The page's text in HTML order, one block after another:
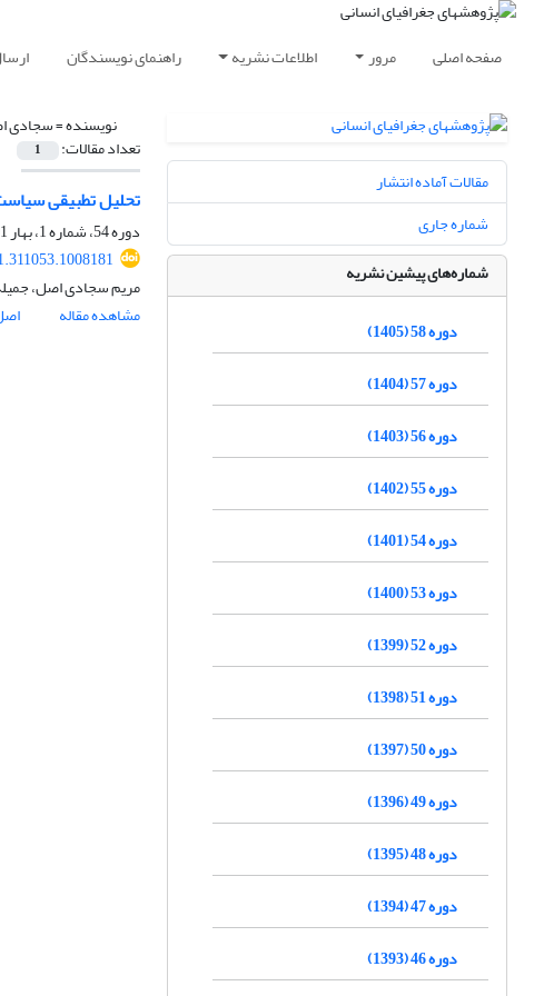
صفحه اصلی مرور اطلاعات نشریه راهنمای نویسندگان
نویسنده =سجادی
تعداد مقالات: 1
تحلیل تطبیقی
دوره 54، شماره 1، بهار 1401، صفحه
مریم سجادی اصل،
مشاهده مقاله
مقالات آماده انتشار
شماره جاری
شماره‌های پیشین نشریه
دوره 58 (1405)
دوره 57 (1404)
دوره 56 (1403)
دوره 55 (1402)
دوره 54 (1401)
دوره 53 (1400)
دوره 52 (1399)
دوره 51 (1398)
دوره 50 (1397)
دوره 49 (1396)
دوره 48 (1395)
دوره 47 (1394)
دوره 46 (1393)